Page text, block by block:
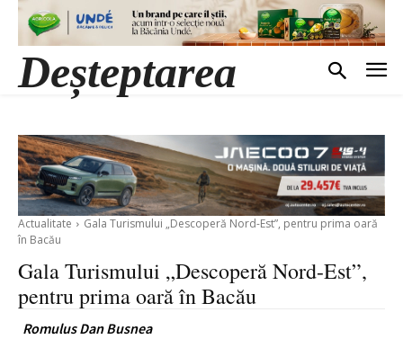
Deșteptarea
Actualitate
Gala Turismului „Descoperă Nord-Est”, pentru prima oară
în Bacău
Gala Turismului „Descoperă Nord-Est”,
pentru prima oară în Bacău
Romulus Dan Busnea